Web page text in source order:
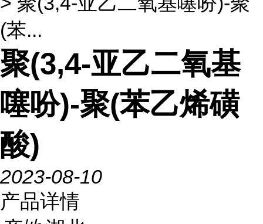
(苯...
聚(3,4-亚乙二氧基
噻吩)-聚(苯乙烯磺
酸)
2023-08-10
产品详情